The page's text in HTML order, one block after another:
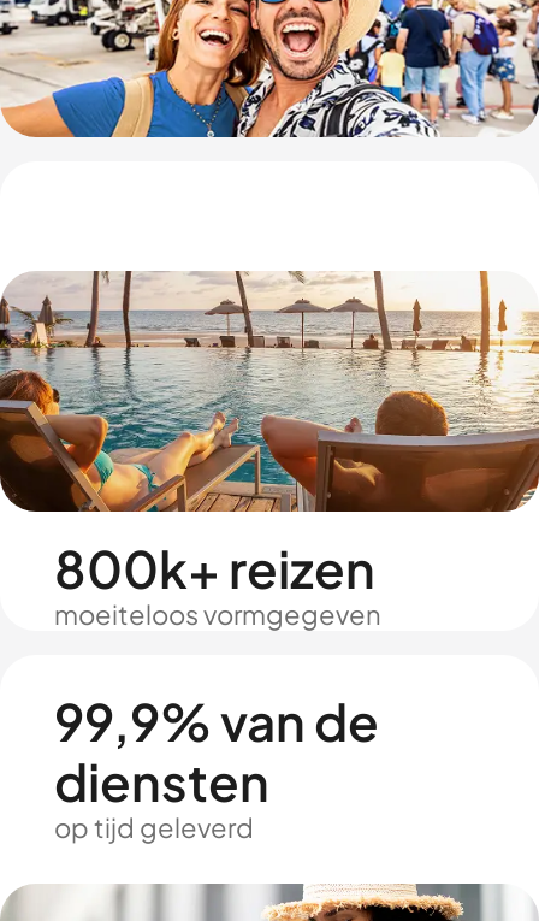
800k+ reizen
moeiteloos vormgegeven
99,9% van de
diensten
op tijd geleverd